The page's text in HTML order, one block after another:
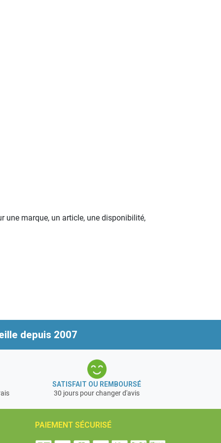
une marque, un article, une disponibilité,
depuis 2007
SATISFAIT OU REMBOURSÉ
30 jours pour changer d'avis
PAIEMENT SÉCURISÉ